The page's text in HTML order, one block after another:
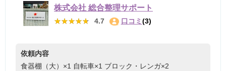
株式会社 総合整理サポート
★★★★★
★★★★★ 4.7 口コミ (3)
依頼内容
食器棚（大）×1 自転車×1 ブロック・レンガ×2